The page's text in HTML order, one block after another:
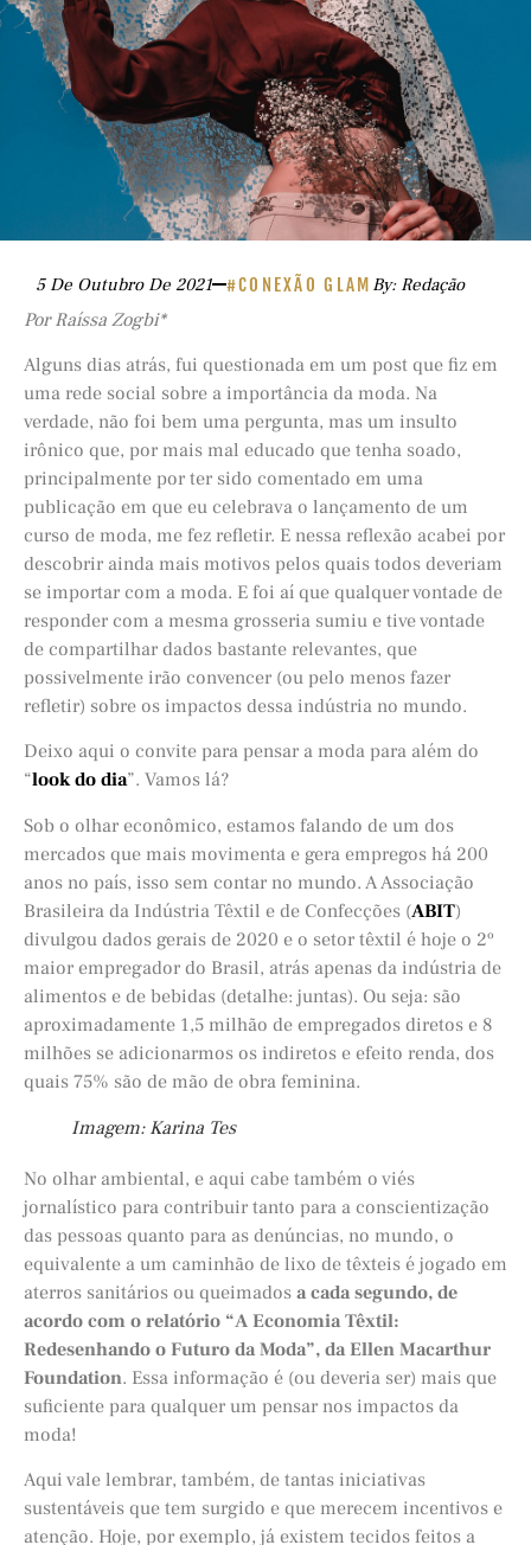
5 De Outubro De 2021 #CONEXÃO GLAM By: Redação
Por Raíssa Zogbi*
Alguns dias atrás, fui questionada em um post que fiz em
uma rede social sobre a importância da moda. Na
verdade, não foi bem uma pergunta, mas um insulto
irônico que, por mais mal educado que tenha soado,
principalmente por ter sido comentado em uma
publicação em que eu celebrava o lançamento de um
curso de moda, me fez refletir. E nessa reflexão acabei por
descobrir ainda mais motivos pelos quais todos deveriam
se importar com a moda. E foi aí que qualquer vontade de
responder com a mesma grosseria sumiu e tive vontade
de compartilhar dados bastante relevantes, que
possivelmente irão convencer (ou pelo menos fazer
refletir) sobre os impactos dessa indústria no mundo.
Deixo aqui o convite para pensar a moda para além do
“look do dia”. Vamos lá?
Sob o olhar econômico, estamos falando de um dos
mercados que mais movimenta e gera empregos há 200
anos no país, isso sem contar no mundo. A Associação
Brasileira da Indústria Têxtil e de Confecções (ABIT)
divulgou dados gerais de 2020 e o setor têxtil é hoje o 2º
maior empregador do Brasil, atrás apenas da indústria de
alimentos e de bebidas (detalhe: juntas). Ou seja: são
aproximadamente 1,5 milhão de empregados diretos e 8
milhões se adicionarmos os indiretos e efeito renda, dos
quais 75% são de mão de obra feminina.
Imagem: Karina Tes
No olhar ambiental, e aqui cabe também o viés
jornalístico para contribuir tanto para a conscientização
das pessoas quanto para as denúncias, no mundo, o
equivalente a um caminhão de lixo de têxteis é jogado em
aterros sanitários ou queimados a cada segundo, de
acordo com o relatório “A Economia Têxtil:
Redesenhando o Futuro da Moda”, da Ellen Macarthur
Foundation. Essa informação é (ou deveria ser) mais que
suficiente para qualquer um pensar nos impactos da
moda!
Aqui vale lembrar, também, de tantas iniciativas
sustentáveis que tem surgido e que merecem incentivos e
atenção. Hoje, por exemplo, já existem tecidos feitos a